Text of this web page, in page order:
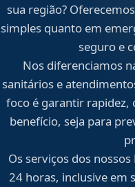
sua região?
simples quanto em
seguro e
Nos diferenciamos
sanitários e
foco é garantir rapidez,
benefício, seja para
Os serviços dos nossos
24 horas, inclusive em